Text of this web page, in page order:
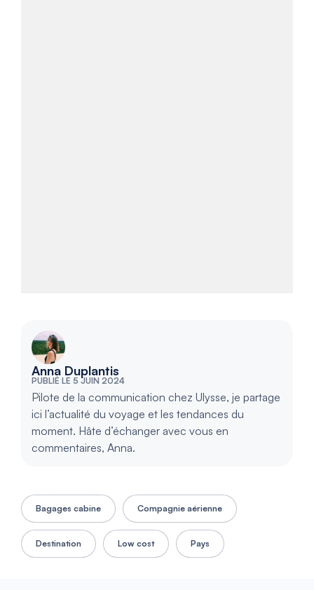
Anna Duplantis
PUBLIÉ LE 5 JUIN 2024
Pilote de la communication chez Ulysse, je partage
ici l’actualité du voyage et les tendances du
moment. Hâte d’échanger avec vous en
commentaires, Anna.
Bagages cabine Compagnie aérienne
Destination Low cost Pays